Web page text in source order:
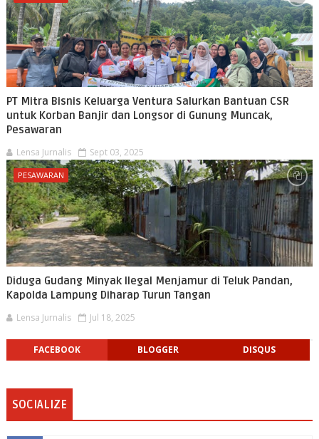
PT Mitra Bisnis Keluarga Ventura Salurkan Bantuan CSR
untuk Korban Banjir dan Longsor di Gunung Muncak,
Pesawaran
Lensa Jurnalis Sept 03, 2025
PESAWARAN
Diduga Gudang Minyak Ilegal Menjamur di Teluk Pandan,
Kapolda Lampung Diharap Turun Tangan
Lensa Jurnalis Jul 18, 2025
FACEBOOK BLOGGER DISQUS
SOCIALIZE